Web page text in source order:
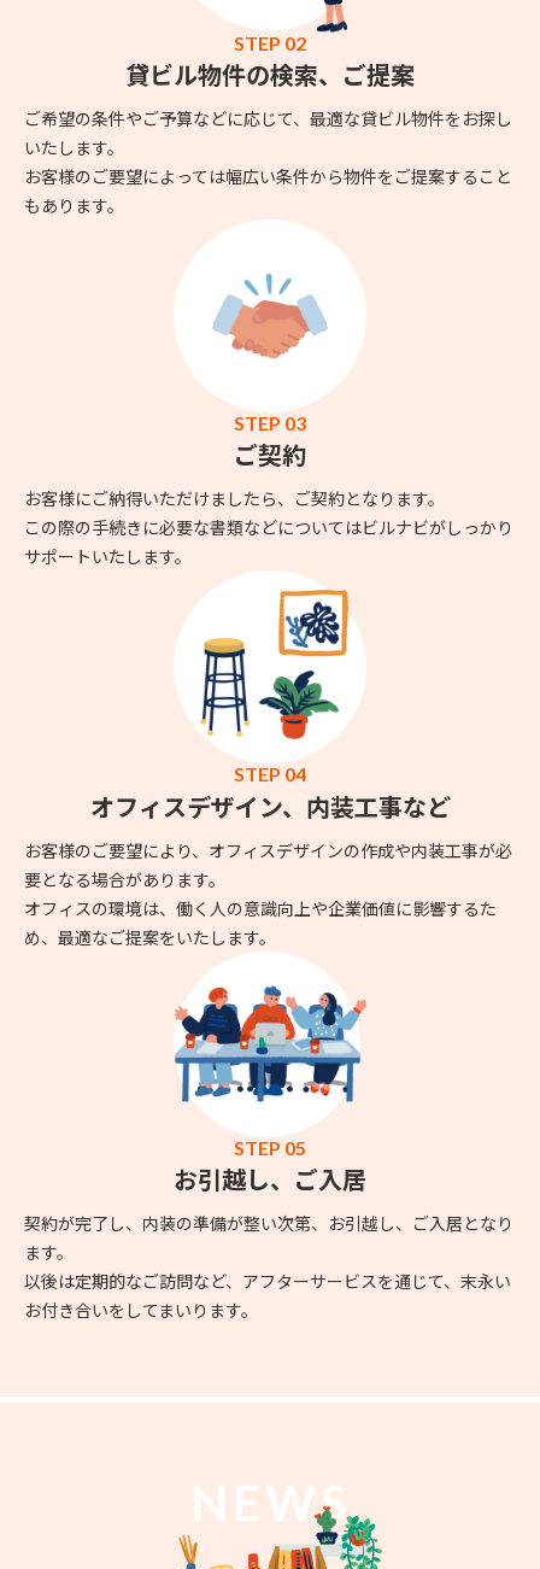
STEP 02
貸ビル物件の検索、ご提案
ご希望の条件やご予算などに応じて、最適な貸ビル物件をお探し
いたします。
お客様のご要望によっては幅広い条件から物件をご提案すること
もあります。
STEP 03
ご契約
お客様にご納得いただけましたら、ご契約となります。
この際の手続きに必要な書類などについてはビルナビがしっかり
サポートいたします。
STEP 04
オフィスデザイン、内装工事など
お客様のご要望により、オフィスデザインの作成や内装工事が必
要となる場合があります。
オフィスの環境は、働く人の意識向上や企業価値に影響するた
め、最適なご提案をいたします。
STEP 05
お引越し、ご入居
契約が完了し、内装の準備が整い次第、お引越し、ご入居となり
ます。
以後は定期的なご訪問など、アフターサービスを通じて、末永い
お付き合いをしてまいります。
NEWS